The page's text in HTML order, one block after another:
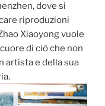
dove si
riproduzioni
Xiaoyong vuole
di ciò che non
artista e della sua